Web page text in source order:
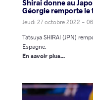
Shirai donne au
Géorgie remporte le
Jeudi 27 octobre 2022 -
Tatsuya SHIRAI (JPN)
Espagne.
En savoir plus...